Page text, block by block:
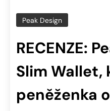
Peak Design
RECENZE:
Slim Wallet,
peněženka